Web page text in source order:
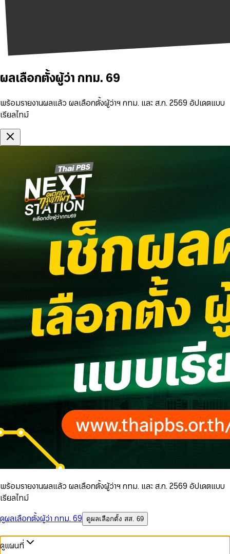
ผลเลือกตั้งผู้ว่า กทม. 69
พร้อมรายงานผลแล้ว ผลเลือกตั้งผู้ว่าฯ กทม. และ ส.ก. 2569 อัปเดตแบบ
เรียลไทม์
พร้อมรายงานผลแล้ว ผลเลือกตั้งผู้ว่าฯ กทม. และ ส.ก. 2569 อัปเดตแบบ
เรียลไทม์
ดูผลเลือกตั้งผู้ว่า กทม. 69
ดูผลเลือกตั้ง สส. 69
ดูแผนที่